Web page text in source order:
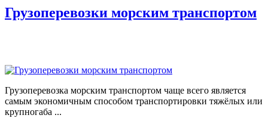
Грузоперевозки морским транспортом
Грузоперевозка морским транспортом чаще всего является
самым экономичным способом транспортировки тяжёлых или
крупногаба ...